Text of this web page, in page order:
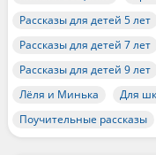
Рассказы для детей 5 лет
Рассказы для детей 7 лет
Рассказы для детей 9 лет
Лёля и Минька
Для
Поучительные рассказы